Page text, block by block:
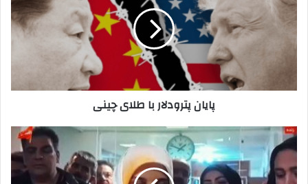
با
پایان پترودلار با طلای چینی
مهدیه
اسفندیاری:
فرانسه